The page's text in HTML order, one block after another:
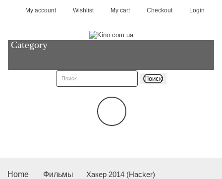
My account Wishlist My cart Checkout Login
Category
Поиск
Home Фильмы Хакер 2014 (Hacker)